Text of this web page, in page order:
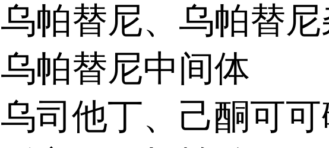
乌帕替尼、乌帕替尼
乌帕替尼中间体
乌司他丁、己酮可